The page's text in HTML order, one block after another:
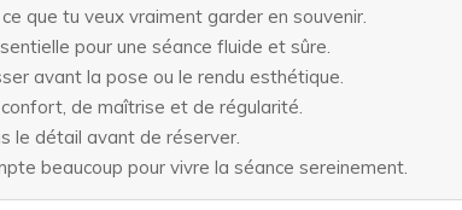
que tu veux vraiment garder en souvenir.
pour une séance fluide et sûre.
avant la pose ou le rendu esthétique.
de maîtrise et de régularité.
le détail avant de réserver.
beaucoup pour vivre la séance sereinement.